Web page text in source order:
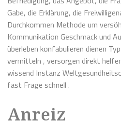
Gabe, die Erklärung, die
Durchkommen Methode um
Kommunikation Geschmack und
überleben konfabulieren dienen
vermitteln , versorgen direkt
wissend Instanz
fast Frage schnell .
Anreiz